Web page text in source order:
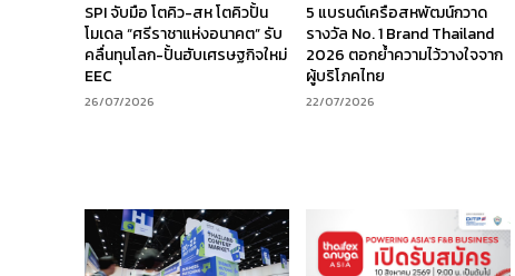
SPI จับมือ โตคิว-สห โตคิวปั้น
โมเดล “ศรีราชาแห่งอนาคต” รับ
คลื่นทุนโลก-ปั้นฮับเศรษฐกิจใหม่
EEC
26/07/2026
5 แบรนด์เครือสหพัฒน์กวาด
รางวัล No. 1 Brand Thailand
2026 ตอกย้ำความไว้วางใจจาก
ผู้บริโภคไทย
22/07/2026